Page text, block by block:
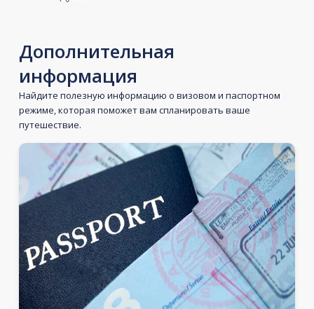
Дополнительная
информация
Найдите полезную информацию о визовом и паспортном
режиме, которая поможет вам спланировать ваше
путешествие.